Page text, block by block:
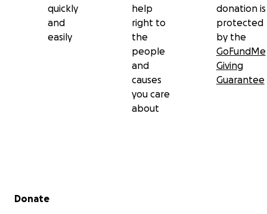
quickly
and
easily
help
right to
the
people
and
causes
you care
about
donation is
protected
by the
GoFundMe
Giving
Guarantee
Secondary menu
Donate